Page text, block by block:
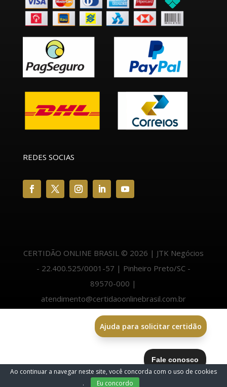
REDES SOCIAS
CERTIDÃO ONLINE BRASIL © 2026 | JTK Negócios
- 22.400.525/0001-57 | Pinheiro Preto/SC -
89570-000 |
atendimento@certidaoonlinebrasil.com.br
Ajuda para solicitar certidão
Ao continuar a navegar neste site, você concorda com o uso de cookies
.
Eu concordo